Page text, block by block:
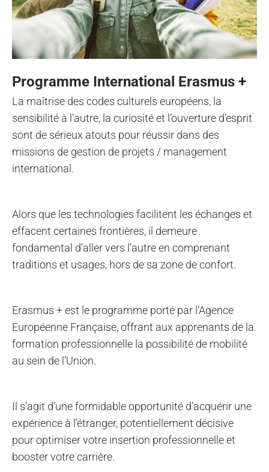
Programme International Erasmus +
La maîtrise des codes culturels européens, la
sensibilité à l’autre, la curiosité et l’ouverture d’esprit
sont de sérieux atouts pour réussir dans des
missions de gestion de projets / management
international.
Alors que les technologies facilitent les échanges et
effacent certaines frontières, il demeure
fondamental d’aller vers l’autre en comprenant
traditions et usages, hors de sa zone de confort.
Erasmus + est le programme porté par l’Agence
Européenne Française, offrant aux apprenants de la
formation professionnelle la possibilité de mobilité
au sein de l’Union.
Il s’agit d’une formidable opportunité d’acquérir une
expérience à l’étranger, potentiellement décisive
pour optimiser votre insertion professionnelle et
booster votre carrière.